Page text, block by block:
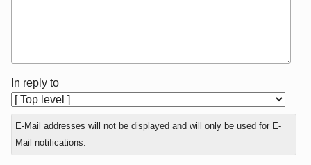
In reply to
E-Mail addresses will not be displayed and will only be used for E-
Mail notifications.